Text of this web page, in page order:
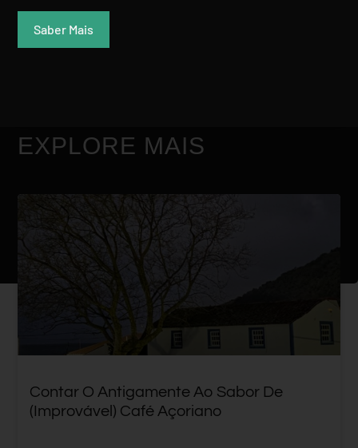
EXPLORE MAIS
Contar O Antigamente Ao Sabor De
(improvável) Café Açoriano
Saber Mais